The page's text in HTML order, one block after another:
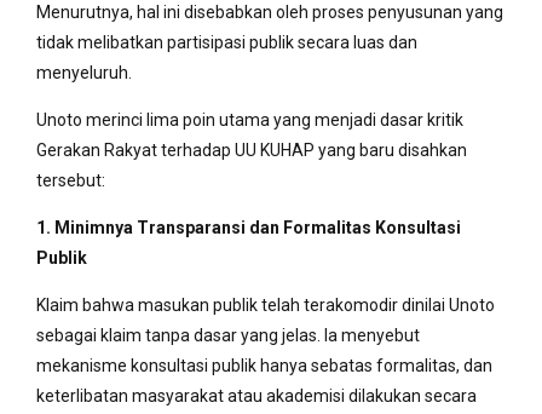
Menurutnya, hal ini disebabkan oleh proses penyusunan yang
tidak melibatkan partisipasi publik secara luas dan
menyeluruh.
Unoto merinci lima poin utama yang menjadi dasar kritik
Gerakan Rakyat terhadap UU KUHAP yang baru disahkan
tersebut:
1. Minimnya Transparansi dan Formalitas Konsultasi
Publik
Klaim bahwa masukan publik telah terakomodir dinilai Unoto
sebagai klaim tanpa dasar yang jelas. Ia menyebut
mekanisme konsultasi publik hanya sebatas formalitas, dan
keterlibatan masyarakat atau akademisi dilakukan secara